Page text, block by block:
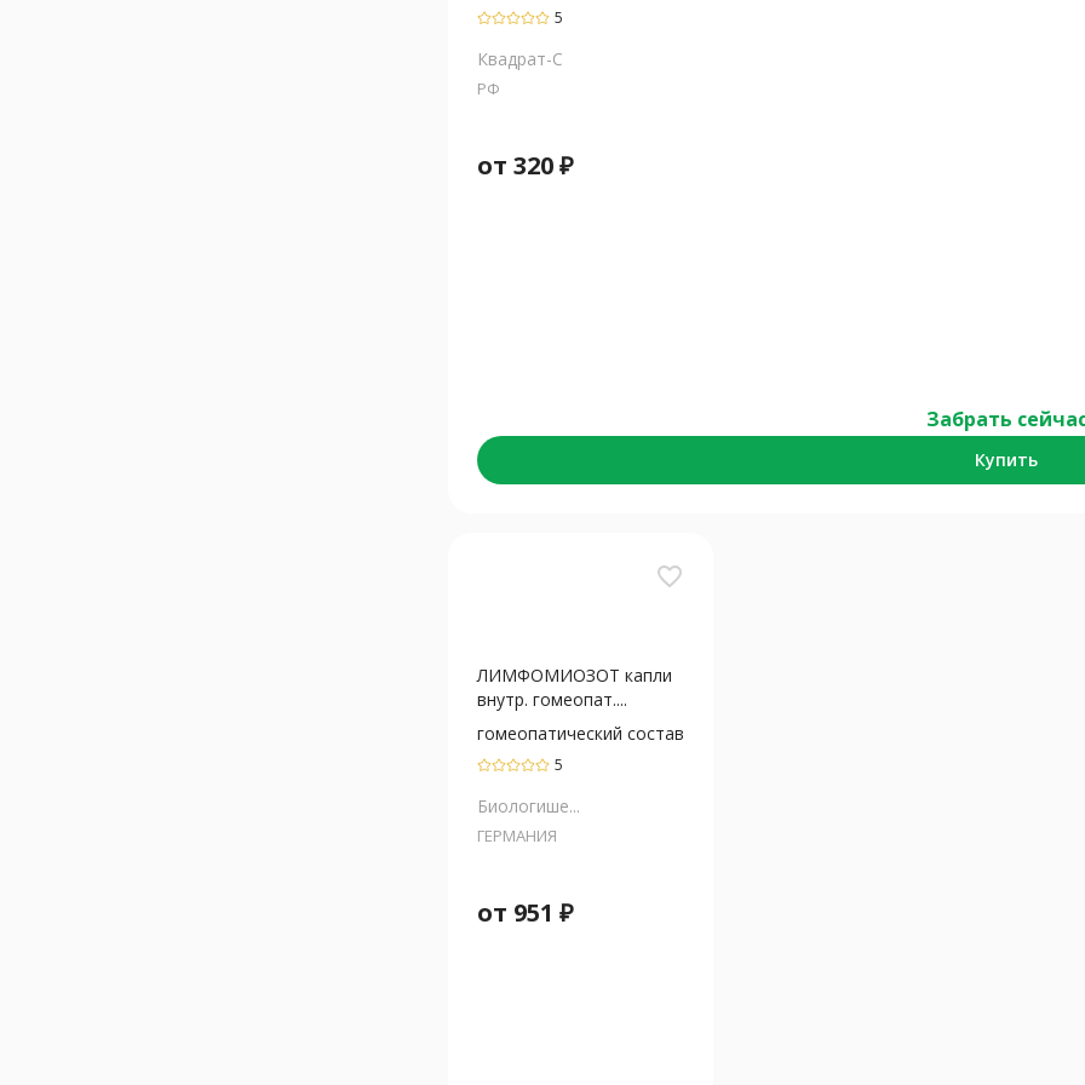
5
Квадрат-С
РФ
от 320₽
Забрать
Купить
favorite_border
ЛИМФОМИОЗОТ капли
внутр. гомеопат....
гомеопатический состав
5
Биологише...
ГЕРМАНИЯ
от 951 ₽